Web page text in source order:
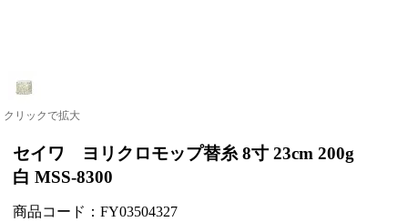
クリックで拡大
セイワ ヨリクロモップ替糸 8寸 23cm 200g
白 MSS-8300
商品コード：FY03504327